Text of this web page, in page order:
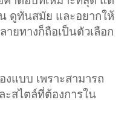
ดูทันสมัย และอยากให้
ยทางก็ถือเป็นตัวเลือก
แบบ เพราะสามารถ
ะสไตล์ที่ต้องการใน